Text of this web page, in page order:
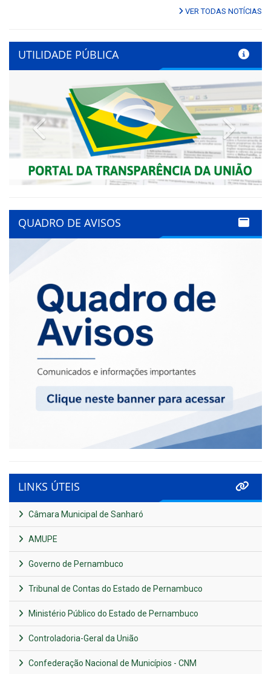
VER TODAS NOTÍCIAS
UTILIDADE PÚBLICA
Previous Next
QUADRO DE AVISOS
LINKS ÚTEIS
Câmara Municipal de Sanharó
AMUPE
Governo de Pernambuco
Tribunal de Contas do Estado de Pernambuco
Ministério Público do Estado de Pernambuco
Controladoria-Geral da União
Confederação Nacional de Municípios - CNM